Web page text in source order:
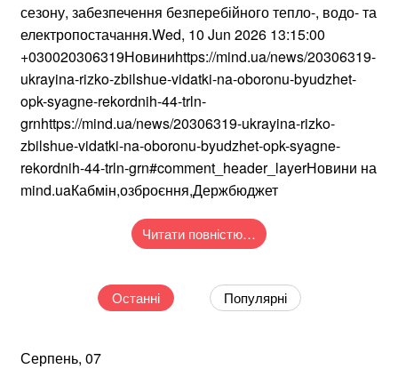
сезону, забезпечення безперебійного тепло-, водо- та
електропостачання.Wed, 10 Jun 2026 13:15:00
+030020306319Новиниhttps://mind.ua/news/20306319-
ukrayina-rizko-zbilshue-vidatki-na-oboronu-byudzhet-
opk-syagne-rekordnih-44-trln-
grnhttps://mind.ua/news/20306319-ukrayina-rizko-
zbilshue-vidatki-na-oboronu-byudzhet-opk-syagne-
rekordnih-44-trln-grn#comment_header_layerНовини на
mind.uaКабмін,озброєння,Держбюджет
Читати повністю…
Останні Популярні
Серпень, 07